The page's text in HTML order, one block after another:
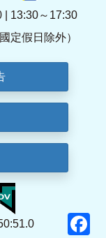
| 13:30～17:30
定假日除外）